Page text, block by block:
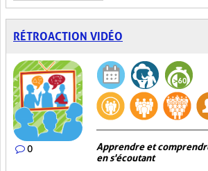
RÉTROACTION VIDÉO
0
Apprendre et
en s'écoutant